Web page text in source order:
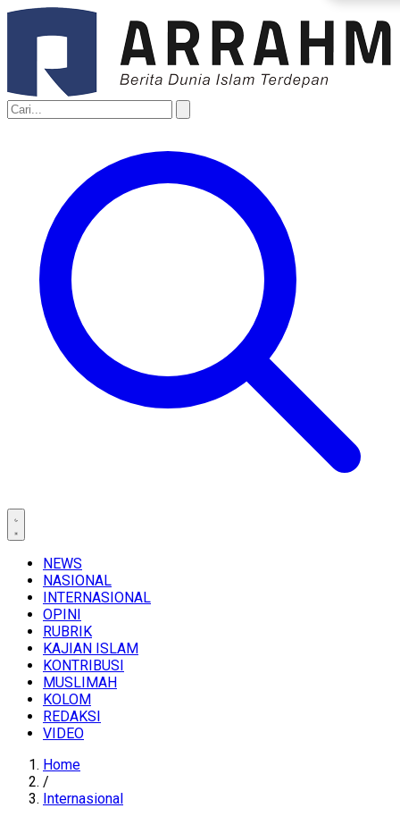
NEWS
NASIONAL
INTERNASIONAL
OPINI
RUBRIK
KAJIAN ISLAM
KONTRIBUSI
MUSLIMAH
KOLOM
REDAKSI
VIDEO
Home
/
Internasional